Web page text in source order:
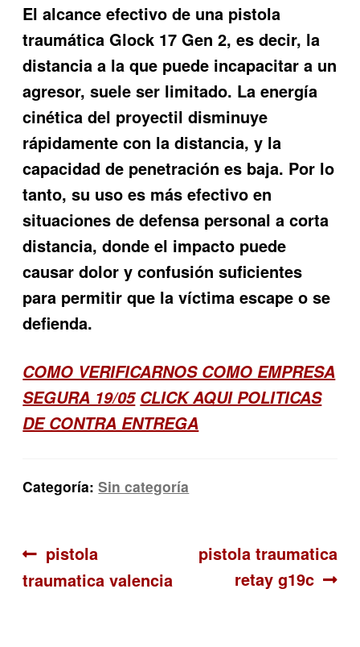
El alcance efectivo de una pistola
traumática Glock 17 Gen 2, es decir, la
distancia a la que puede incapacitar a un
agresor, suele ser limitado. La energía
cinética del proyectil disminuye
rápidamente con la distancia, y la
capacidad de penetración es baja. Por lo
tanto, su uso es más efectivo en
situaciones de defensa personal a corta
distancia, donde el impacto puede
causar dolor y confusión suficientes
para permitir que la víctima escape o se
defienda.
COMO VERIFICARNOS COMO EMPRESA
SEGURA 19/05 CLICK AQUI POLITICAS
DE CONTRA ENTREGA
Categoría:Sin categoría
Navegación
de
Anterior:
pistola
traumatica valencia
Siguiente:
pistola traumatica
retay g19c